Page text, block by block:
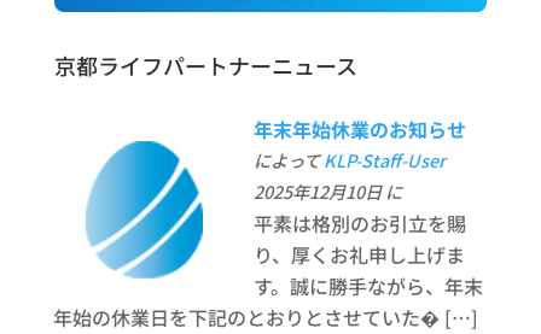
京都ライフパートナーニュース
年末年始休業のお知らせ
によってKLP-Staff-User
2025年12月10日 に
平素は格別のお引立を賜
り、厚くお礼申し上げま
す。誠に勝手ながら、年末
年始の休業日を下記のとおりとさせていた� […]